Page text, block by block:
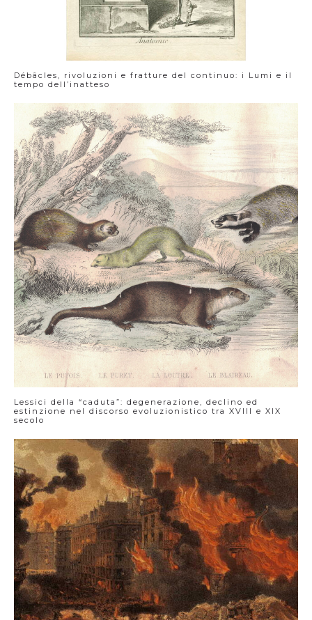
Débâcles, rivoluzioni e fratture del continuo: i Lumi e il
tempo dell’inatteso
Lessici della “caduta”: degenerazione, declino ed
estinzione nel discorso evoluzionistico tra XVIII e XIX
secolo